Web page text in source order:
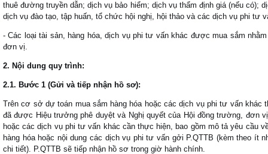
thuê đường truyền dẫn; dịch vụ bảo hiểm; dịch vụ thẩm định giá (nếu có);
dịch vụ đào tạo, tập huấn, tổ chức hội nghị, hội thảo và các dịch vụ phi tư
- Các loạitài sản, hàng hóa, dịch vụ phi tư vấn khác được mua sắm
đơn vị.
2. Nội dung quy trình:
2.1. Bước 1 (Gửi và tiếp nhận hồ sơ):
Trên cơ sở dự toán mua sắm hàng hóa hoặc các dịch vụphi tư vấn khác
đã được Hiệu trưởngphê duyệt và Nghị quyết của Hội đồng trường, đơn
hoặccác dịch vụ phi tư vấn khác cần thực hiện, bao gồm mô tả yêu cầu
hàng hóa hoặc nội dung các dịch vụ phi tư vấn gởi P.QTTB (kèm theo ít
chi tiết). P.QTTB sẽ tiếp nhận hồ sơ trong giờ hành chính.